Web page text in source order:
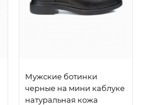
Мужские ботинки
черные на мини каблуке
натуральная кожа